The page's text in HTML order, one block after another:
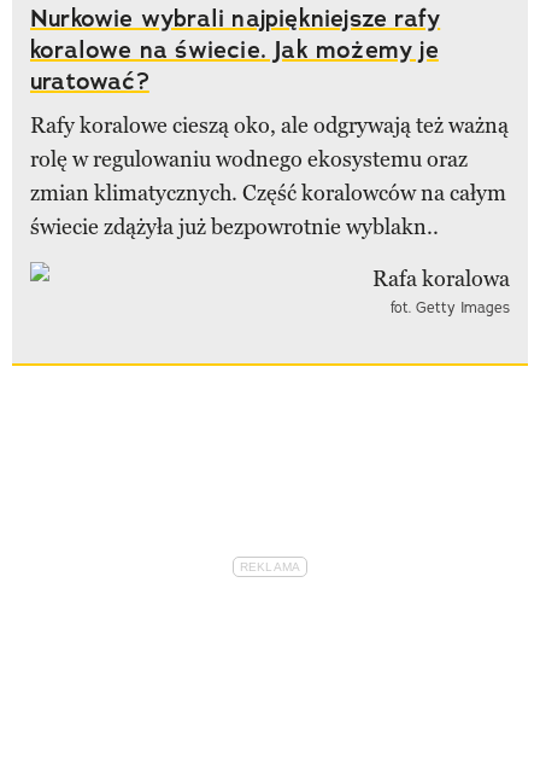
Nurkowie wybrali najpiękniejsze rafy
koralowe na świecie. Jak możemy je
uratować?
Rafy koralowe cieszą oko, ale odgrywają też ważną
rolę w regulowaniu wodnego ekosystemu oraz
zmian klimatycznych. Część koralowców na całym
świecie zdążyła już bezpowrotnie wyblakn..
fot. Getty Images